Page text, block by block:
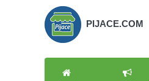
PIJACE.COM